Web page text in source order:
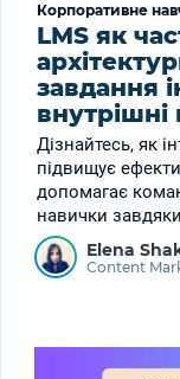
Корпоративне
LMS як
завдання
Дізнайтесь, як
підвищує
допомагає
навички
Elena
Content